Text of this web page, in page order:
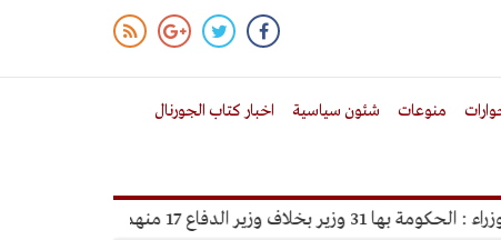
منوعات شئون سياسية اخبار كتاب الجورنال
منهم من حكومة الببلاوي